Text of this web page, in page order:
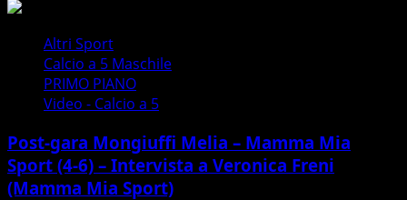
Melia
–
Mamma
Sport
(4-
6)
Altri Sport
Calcio a 5 Maschile
PRIMO PIANO
Video - Calcio a 5
Post-gara Mongiuffi Melia – Mamma Mia
Sport (4-6) – Intervista a Veronica Freni
(Mamma Mia Sport)